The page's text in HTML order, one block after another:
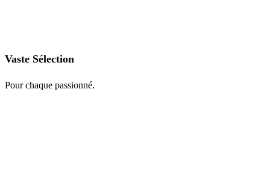
Vaste Sélection
Pour chaque passionné.